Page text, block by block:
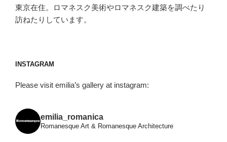
ン
東京在住。ロマネスク美術やロマネスク建築を調べたり
訪ねたりしています。
INSTAGRAM
Please visit emilia’s gallery at instagram:
emilia_romanica
Romanesque Art & Romanesque Architecture